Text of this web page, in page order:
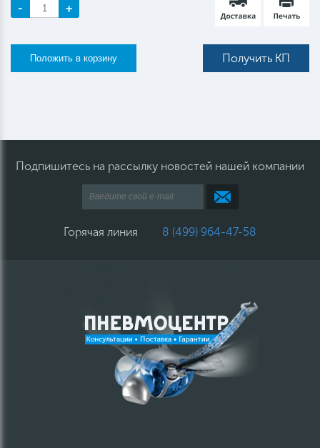
- +
Получить КП
Подпишитесь на рассылку новостей нашей компании
Горячая линия 8 (499) 964-47-58